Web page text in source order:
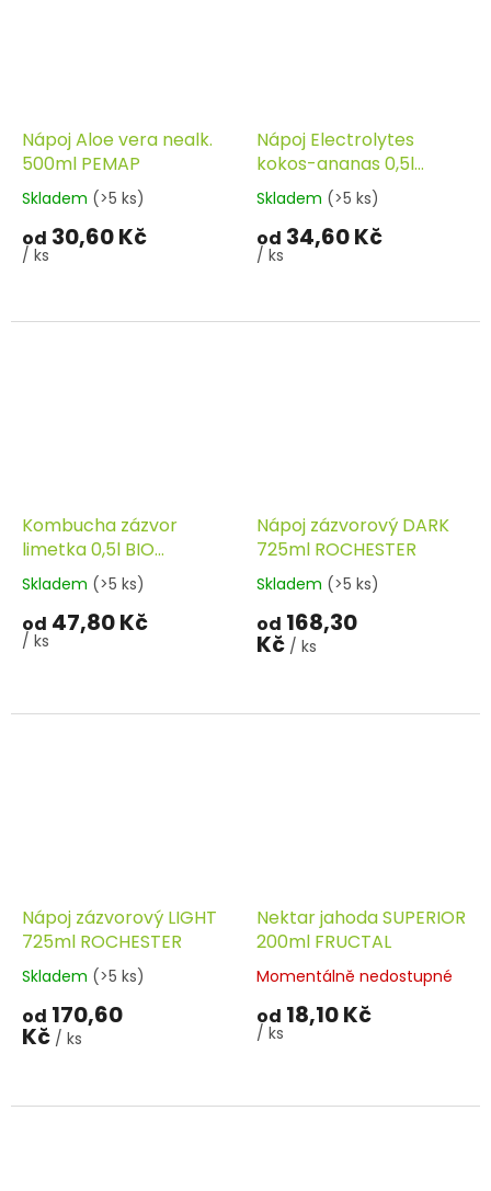
Nápoj Aloe vera nealk.
500ml PEMAP
Skladem (>5 ks)
od 30,60 Kč
/ ks
Nápoj Electrolytes
kokos-ananas 0,5l
FRUCTAL
Skladem (>5 ks)
od 34,60 Kč
/ ks
Kombucha zázvor
limetka 0,5l BIO
STEVIKOM
Skladem (>5 ks)
od 47,80 Kč
/ ks
Nápoj zázvorový DARK
725ml ROCHESTER
Skladem (>5 ks)
od 168,30
Kč / ks
Nápoj zázvorový LIGHT
725ml ROCHESTER
Skladem (>5 ks)
od 170,60
Kč / ks
Nektar jahoda SUPERIOR
200ml FRUCTAL
Momentálně nedostupné
od 18,10 Kč
/ ks